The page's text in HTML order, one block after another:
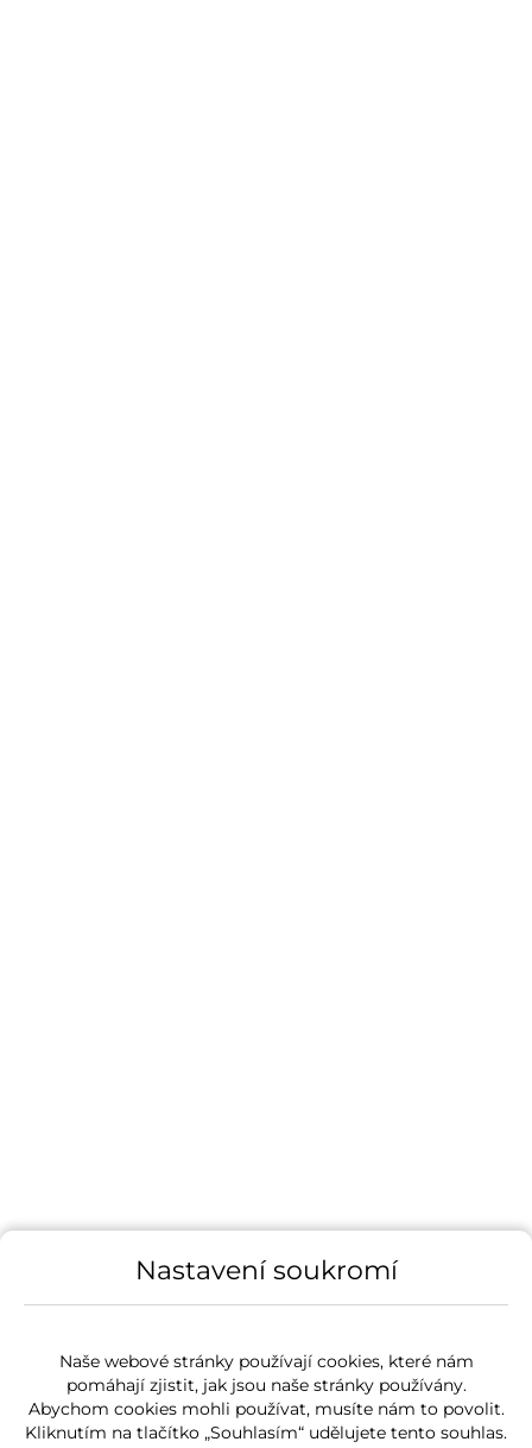
Nastavení soukromí
Naše webové stránky používají cookies, které nám
pomáhají zjistit, jak jsou naše stránky používány.
Abychom cookies mohli používat, musíte nám to povolit.
Kliknutím na tlačítko „Souhlasím“ udělujete tento souhlas.